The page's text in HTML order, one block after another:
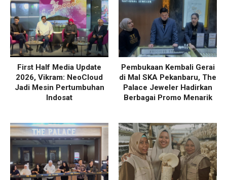
First Half Media Update
2026, Vikram: NeoCloud
Jadi Mesin Pertumbuhan
Indosat
Pembukaan Kembali Gerai
di Mal SKA Pekanbaru, The
Palace Jeweler Hadirkan
Berbagai Promo Menarik